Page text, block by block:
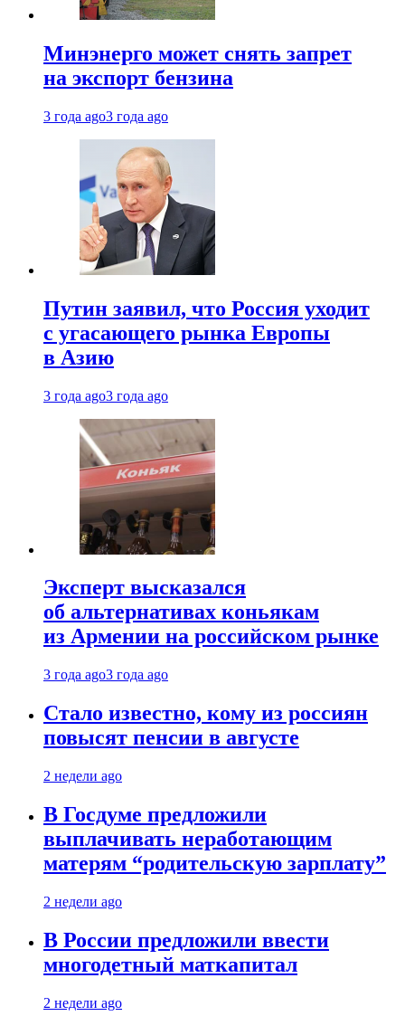
Минэнерго может снять запрет
на экспорт бензина
3 года ago3 года ago
Путин заявил, что Россия уходит
с угасающего рынка Европы
в Азию
3 года ago3 года ago
Эксперт высказался
об альтернативах коньякам
из Армении на российском рынке
3 года ago3 года ago
Стало известно, кому из россиян
повысят пенсии в августе
2 недели ago
В Госдуме предложили
выплачивать неработающим
матерям “родительскую зарплату”
2 недели ago
В России предложили ввести
многодетный маткапитал
2 недели ago